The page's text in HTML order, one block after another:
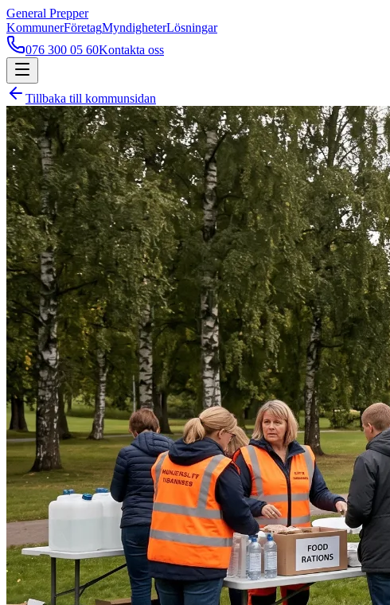
General Prepper
KommunerFöretagMyndigheterLösningar
076 300 05 60Kontakta oss
Tillbaka till kommunsidan